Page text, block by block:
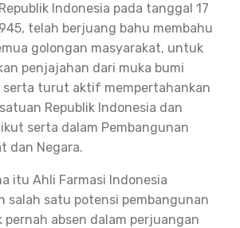
Indonesia pada tanggal 17
telah berjuang bahu membahu
golongan masyarakat, untuk
penjajahan dari muka bumi
serta turut aktif mempertahankan
Republik Indonesia dan
serta dalam Pembangunan
dan Negara.
itu Ahli Farmasi Indonesia
salah satu potensi pembangunan
pernah absen dalam perjuangan